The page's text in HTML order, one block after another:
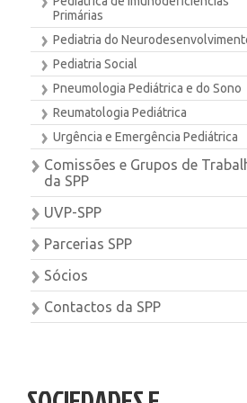
Primárias
Pediatria do
Pediatria Social
Pneumologia Pediátrica e do Sono
Reumatologia Pediátrica
Urgência e Emergência Pediátrica
Comissões e Grupos de
da SPP
UVP-SPP
Parcerias SPP
Sócios
Contactos da SPP